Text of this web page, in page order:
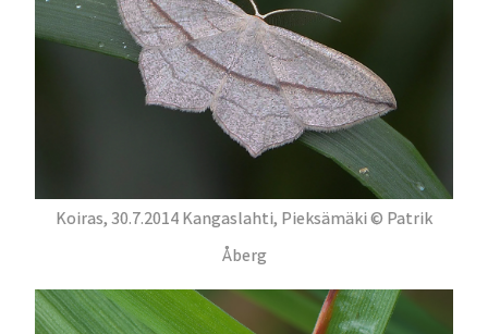
Koiras, 30.7.2014 Kangaslahti, Pieksämäki © Patrik
Åberg